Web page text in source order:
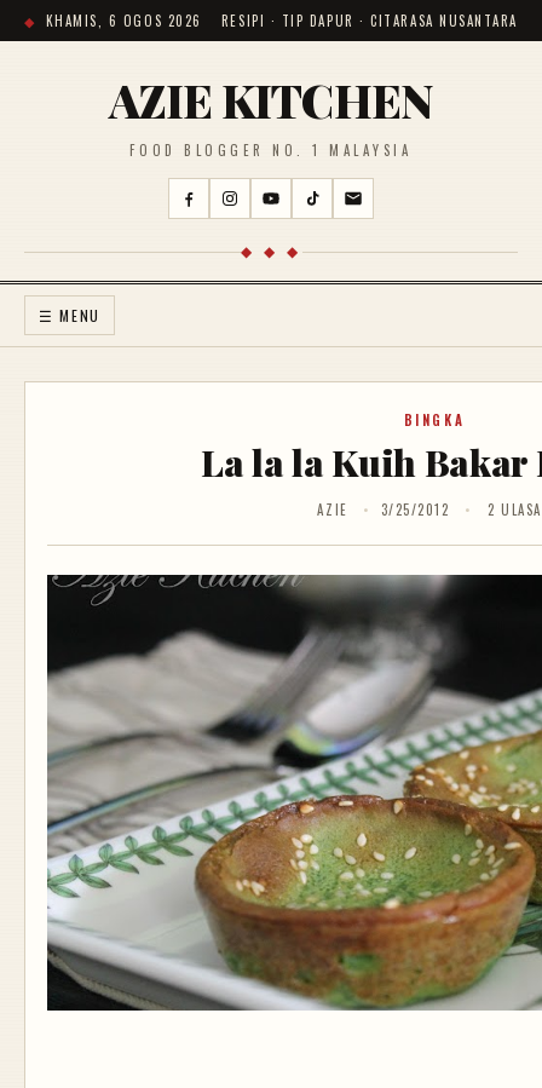
KHAMIS, 6 OGOS 2026 RESIPI · TIP DAPUR · CITARASA NUSANTARA
AZIE KITCHEN
FOOD BLOGGER NO. 1 MALAYSIA
◆ ◆ ◆
☰ MENU
BINGKA
La la la Kuih Bakar
AZIE 3/25/2012 2